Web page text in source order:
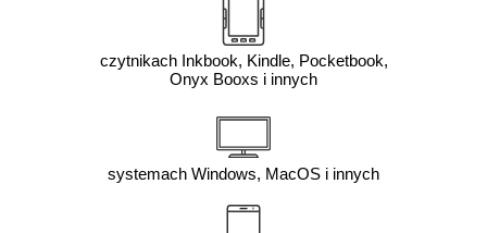
czytnikach Inkbook, Kindle, Pocketbook,
Onyx Booxs i innych
systemach Windows, MacOS i innych